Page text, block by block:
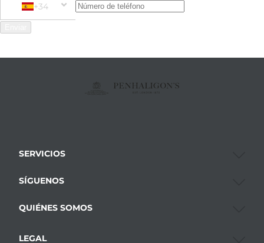
+34
+34 Spain (España)
Phone Number
SERVICIOS
SÍGUENOS
QUIÉNES SOMOS
LEGAL